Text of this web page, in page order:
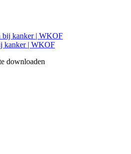
kanker | WKOF
downloaden